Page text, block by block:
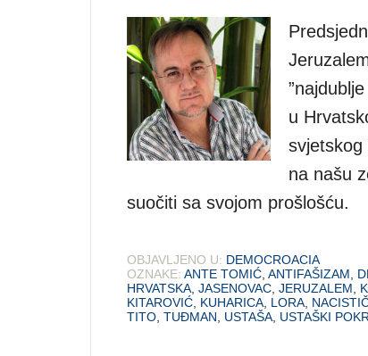
u
svjetskog
na našu
suočiti sa svojom prošlošću.
OBJAVLJENO U: DEMOCROACIA
OZNAKE: ANTE TOMIĆ ANTIFAŠIZAM
HRVATSKA JASENOVAC JERUZALEM
KITAROVIĆ KUHARICA LORA
TITO TUĐMAN USTAŠA USTAŠKI